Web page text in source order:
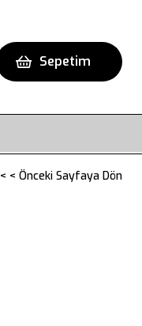
Sepetim
< < Önceki Sayfaya Dön